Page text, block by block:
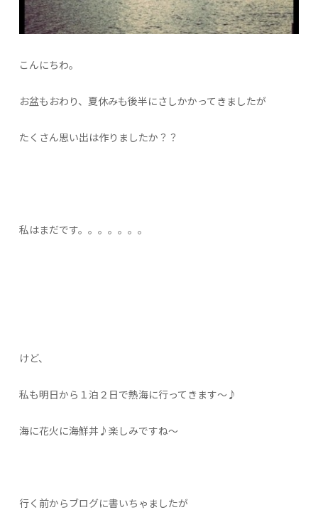
こんにちわ。
お盆もおわり、夏休みも後半にさしかかってきましたが
たくさん思い出は作りましたか？？
私はまだです。。。。。。。
けど、
私も明日から１泊２日で熱海に行ってきます～♪
海に花火に海鮮丼♪楽しみですね～
行く前からブログに書いちゃましたが